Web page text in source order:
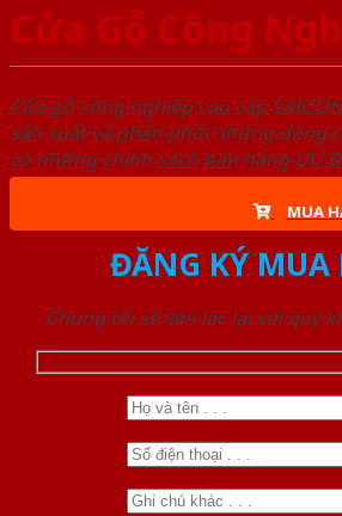
Cửa Gỗ Công
Cửa gỗ công nghiệp cao cấp
sản xuất và phân phối những dòng
có những chính sách bán hàng ƯU
MUA
ĐĂNG KÝ
Chúng tôi sẽ liên lạc lại với quý